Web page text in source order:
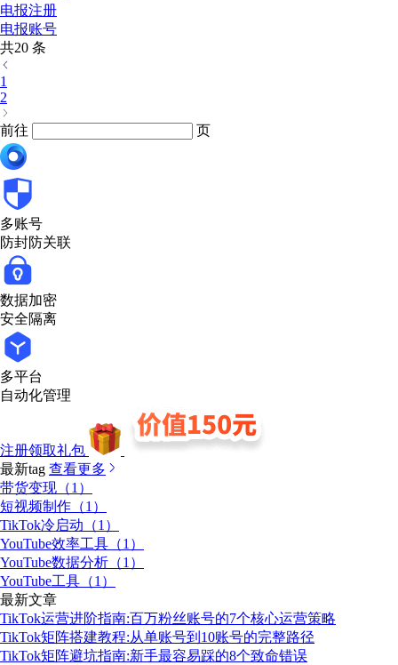
电报注册
电报账号
共20 条
1
2
前往 页
多账号
防封防关联
数据加密
安全隔离
多平台
自动化管理
注册领取礼包
最新tag 查看更多
带货变现（1）
短视频制作（1）
TikTok冷启动（1）
YouTube效率工具（1）
YouTube数据分析（1）
YouTube工具（1）
最新文章
TikTok运营进阶指南:百万粉丝账号的7个核心运营策略
TikTok矩阵搭建教程:从单账号到10账号的完整路径
TikTok矩阵避坑指南:新手最容易踩的8个致命错误